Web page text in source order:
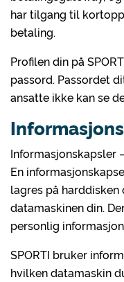
har tilgang til
betaling.
Profilen din på
passord. Passordet
ansatte ikke kan se
Informasjonskapsler
En
lagres på
datamaskinen din.
personlig
SPORTI bruker
hvilken datamaskin